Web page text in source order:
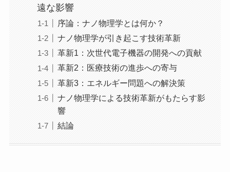
遠な影響
序論：ナノ物理学とは何か？
ナノ物理学が引き起こす技術革新
革新1：次世代電子機器の開発への貢献
革新2：医療技術の進歩への寄与
革新3：エネルギー問題への解決策
ナノ物理学による技術革新がもたらす影
響
結論